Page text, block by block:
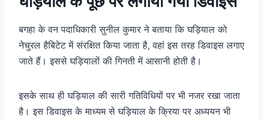
बगहा के वन पदाधिकारी सुनील कुमार ने बताया कि घड़ियाल को
नेचुरल हैबिटेट में संरक्षित किया जाता है, वहां इस तरह डिवाइस लगाए
जाते हैं। इससे घड़ियालों की गिनती में आसानी होती है।
इसके साथ ही घड़ियाल की सारी गतिविधियों पर भी नजर रखा जाता
है। इस डिवाइस के माध्यम से घड़ियाल के क्रिया पर अध्ययन भी